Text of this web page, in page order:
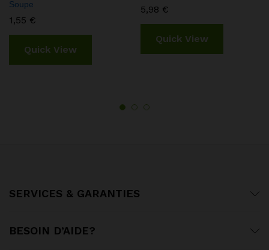
Soupe
1,55 €
Quick View
5,98 €
Quick View
SERVICES & GARANTIES
BESOIN D’AIDE?